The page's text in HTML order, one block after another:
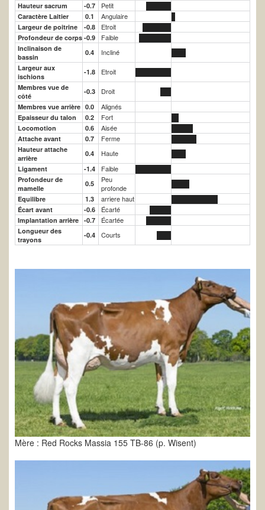
Hauteur sacrum -0.7 Petit
Caractère Laitier 0.1 Angulaire
Largeur de poitrine -0.8 Etroit
Profondeur de corps -0.9 Faible
Inclinaison de
bassin
0.4 Incliné
Largeur aux
ischions
-1.8 Etroit
Membres vue de
côté
-0.3 Droit
Membres vue arrière 0.0 Alignés
Epaisseur du talon 0.2 Fort
Locomotion 0.6 Aisée
Attache avant 0.7 Ferme
Hauteur attache
arrière
0.4 Haute
Ligament -1.4 Faible
Profondeur de
mamelle
0.5
Peu
profonde
Equilibre 1.3 arriere haut
Écart avant -0.6 Écarté
Implantation arrière -0.7 Écartée
Longueur des
trayons
-0.4 Courts
Mère : Red Rocks Massia 155 TB-86 (p. Wisent)